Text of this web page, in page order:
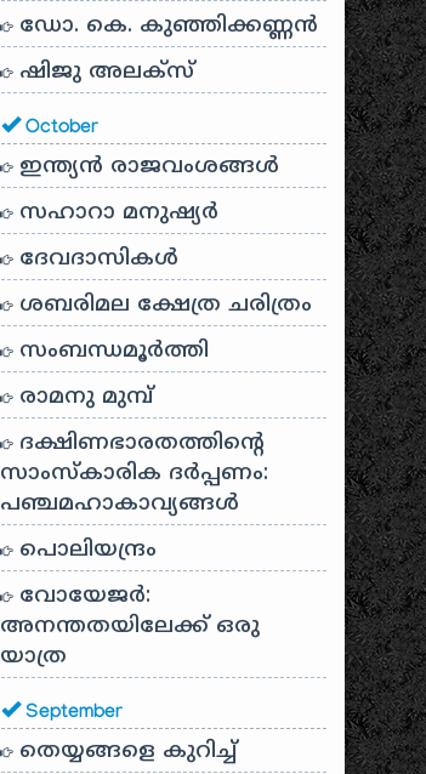
ഡോ. കെ. കുഞ്ഞിക്കണ്ണൻ
ഷിജു അലക്സ്
October
ഇന്ത്യൻ രാജവംശങ്ങൾ
സഹാറാ മനുഷ്യർ
ദേവദാസികൾ
ശബരിമല ക്ഷേത്ര ചരിത്രം
സംബന്ധമൂർത്തി
രാമനു മുമ്പ്
ദക്ഷിണഭാരതത്തിൻ്റെ
സാംസ്കാരിക ദർപ്പണം:
പഞ്ചമഹാകാവ്യങ്ങൾ
പൊലിയന്ദ്രം
വോയേജർ:
അനന്തതയിലേക്ക് ഒരു
യാത്ര
September
തെയ്യങ്ങളെ കുറിച്ച്